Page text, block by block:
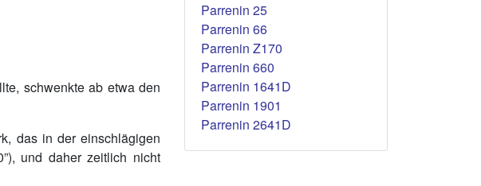
schwenkte ab etwa den
das in der einschlägigen
und daher zeitlich nicht
Parrenin 25
Parrenin 66
Parrenin Z170
Parrenin 660
Parrenin 1641D
Parrenin 1901
Parrenin 2641D